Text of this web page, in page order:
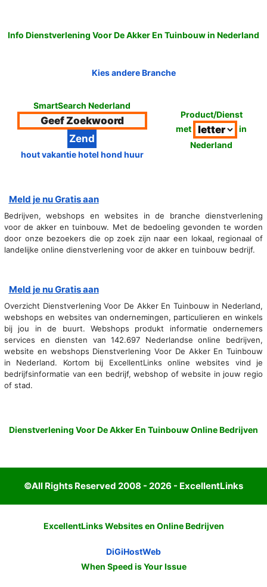
Info Dienstverlening Voor De Akker En Tuinbouw in Nederland
Kies andere Branche
SmartSearch Nederland
hout vakantie hotel hond huur
Product/Dienst
met
in
Nederland
Meld je nu Gratis aan
Bedrijven, webshops en websites in de branche dienstverlening
voor de akker en tuinbouw. Met de bedoeling gevonden te worden
door onze bezoekers die op zoek zijn naar een lokaal, regionaal of
landelijke online dienstverlening voor de akker en tuinbouw bedrijf.
Meld je nu Gratis aan
Overzicht Dienstverlening Voor De Akker En Tuinbouw in Nederland,
webshops en websites van ondernemingen, particulieren en winkels
bij jou in de buurt. Webshops produkt informatie ondernemers
services en diensten van 142.697 Nederlandse online bedrijven,
website en webshops Dienstverlening Voor De Akker En Tuinbouw
in Nederland. Kortom bij ExcellentLinks online websites vind je
bedrijfsinformatie van een bedrijf, webshop of website in jouw regio
of stad.
Dienstverlening Voor De Akker En Tuinbouw Online Bedrijven
©All Rights Reserved 2008 - 2026 - ExcellentLinks
ExcellentLinks Websites en Online Bedrijven
DiGiHostWeb
When Speed is Your Issue